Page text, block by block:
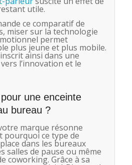
utile.
ce comparatif de
miser sur la technologie
permet
plus jeune et plus mobile.
ainsi dans une
l’innovation et le
une enceinte
bureau ?
marque résonne
pourquoi ce type de
dans les bureaux
salles de pause ou même
coworking. Grâce à sa